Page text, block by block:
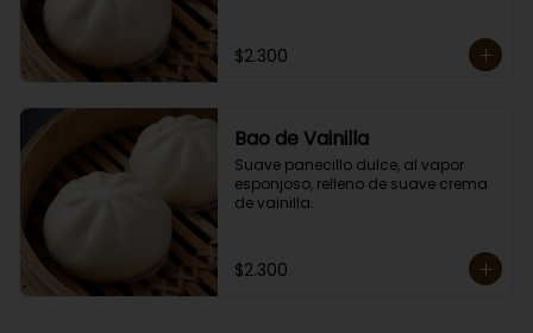
$2.300
Bao de Vainilla
Suave panecillo dulce, al vapor
esponjoso, relleno de suave crema
de vainilla.
$2.300